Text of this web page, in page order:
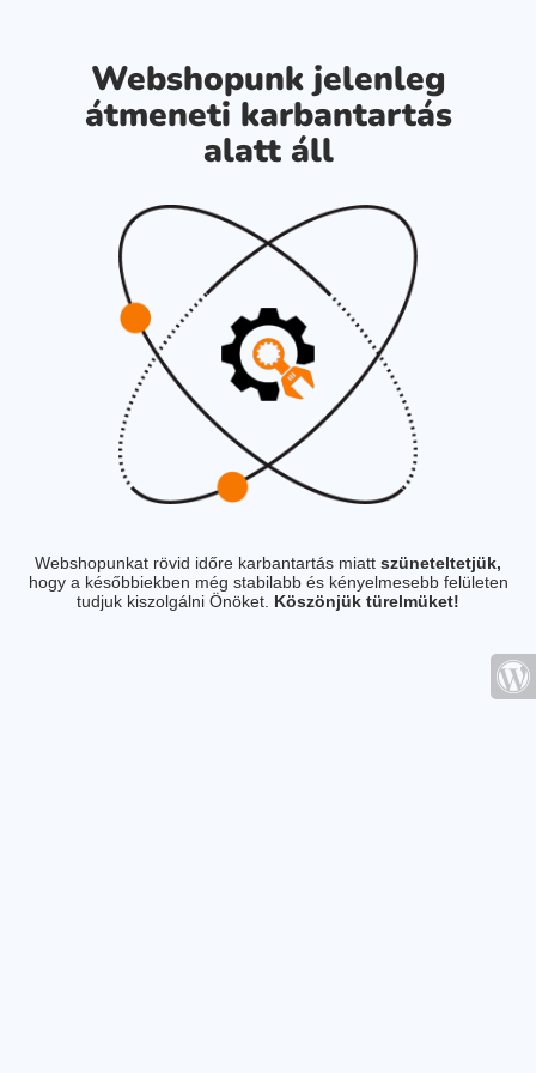
Webshopunk jelenleg
átmeneti karbantartás
alatt áll
Webshopunkat rövid időre karbantartás miatt szüneteltetjük,
hogy a későbbiekben még stabilabb és kényelmesebb felületen
tudjuk kiszolgálni Önöket. Köszönjük türelmüket!